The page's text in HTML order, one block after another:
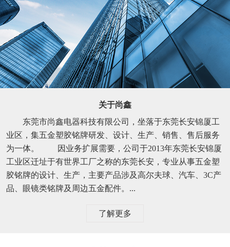
关于尚鑫
东莞市尚鑫电器科技有限公司，坐落于东莞长安锦厦工
业区，集五金塑胶铭牌研发、设计、生产、销售、售后服务
为一体。 因业务扩展需要，公司于2013年东莞长安锦厦
工业区迁址于有世界工厂之称的东莞长安，专业从事五金塑
胶铭牌的设计、生产，主要产品涉及高尔夫球、汽车、3C产
品、眼镜类铭牌及周边五金配件。...
了解更多